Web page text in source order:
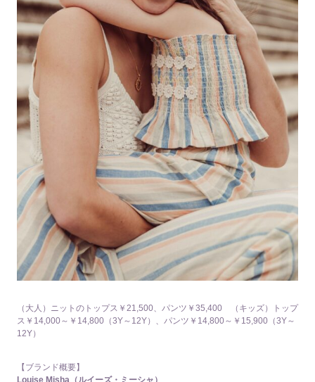
（大人）ニットのトップス￥21,500、パンツ￥35,400 （キッズ）トップ
ス￥14,000～￥14,800（3Y～12Y）、パンツ￥14,800～￥15,900（3Y～
12Y）
【ブランド概要】
Louise Misha（ルイーズ・ミーシャ）